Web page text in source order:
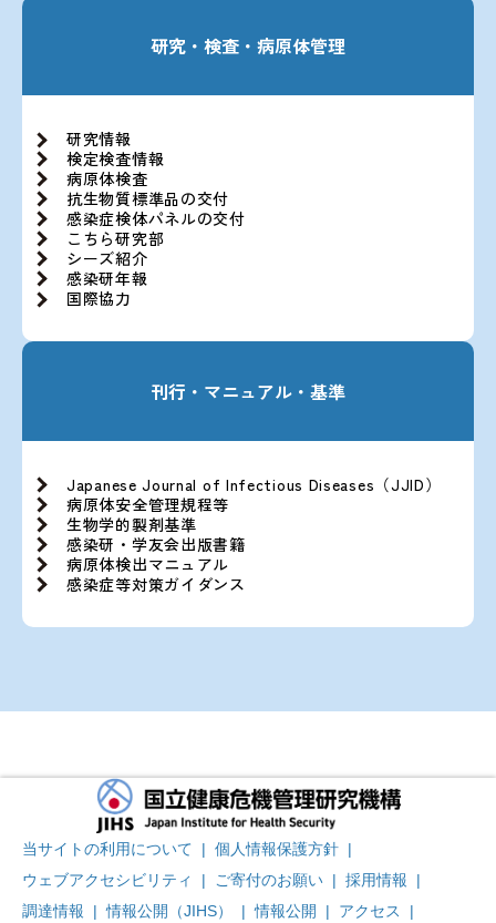
研究・検査・病原体管理
研究情報
検定検査情報
病原体検査
抗生物質標準品の交付
感染症検体パネルの交付
こちら研究部
シーズ紹介
感染研年報
国際協力
刊行・マニュアル・基準
Japanese Journal of Infectious Diseases（JJID）
病原体安全管理規程等
生物学的製剤基準
感染研・学友会出版書籍
病原体検出マニュアル
感染症等対策ガイダンス
当サイトの利用について | 個人情報保護方針 |
ウェブアクセシビリティ
| ご寄付のお願い | 採用情報
|
調達情報
| 情報公開（JIHS） | 情報公開 | アクセス |